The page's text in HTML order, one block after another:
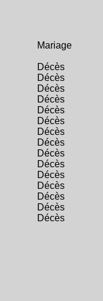
Mariage
Décès
Décès
Décès
Décès
Décès
Décès
Décès
Décès
Décès
Décès
Décès
Décès
Décès
Décès
Décès